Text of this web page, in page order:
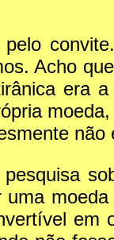
Acho
era
não